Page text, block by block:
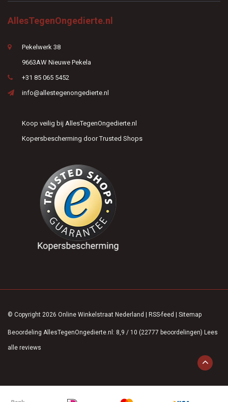
AllesTegenOngedierte.nl
Pekelwerk 38
9663AW Nieuwe Pekela
+31 85 065 5452
info@allestegenongedierte.nl
Koop veilig bij AllesTegenOngedierte.nl
Kopersbescherming door Trusted Shops
© Copyright 2026 Online Winkelstraat Nederland | RSS-feed | Sitemap
Beoordeling AllesTegenOngedierte.nl : 8,9 / 10 (22777 beoordelingen) Lees
alle reviews